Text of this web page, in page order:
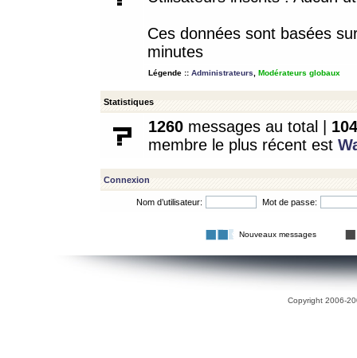
Ces données sont basées
minutes
Légende :: Administrateurs Modérateurs globaux
Statistiques
1260 messages au total | 104
membre le plus récent est
Connexion
Nom d’utilisateur: Mot de passe:
Nouveaux messages
Copyright 2006-